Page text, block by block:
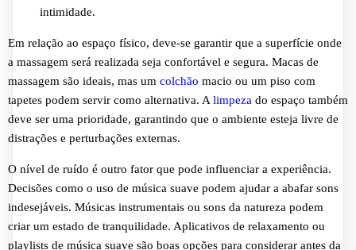
intimidade.
Em relação ao espaço físico, deve-se garantir que a superfície onde
a massagem será realizada seja confortável e segura. Macas de
massagem são ideais, mas um colchão macio ou um piso com
tapetes podem servir como alternativa. A limpeza do espaço também
deve ser uma prioridade, garantindo que o ambiente esteja livre de
distrações e perturbações externas.
O nível de ruído é outro fator que pode influenciar a experiência.
Decisões como o uso de música suave podem ajudar a abafar sons
indesejáveis. Músicas instrumentais ou sons da natureza podem
criar um estado de tranquilidade. Aplicativos de relaxamento ou
playlists de música suave são boas opções para considerar antes da